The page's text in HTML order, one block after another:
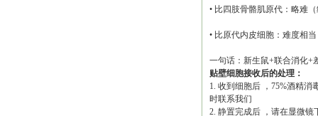
• 比四肢骨骼肌原代：略难
• 比原代内皮细胞：难度相
一句话：新生鼠+联合消化+
贴壁细胞接收后的处理：
1. 收到细胞后 ，75%酒精
时联系我们
2. 静置完成后 ，请在显微镜